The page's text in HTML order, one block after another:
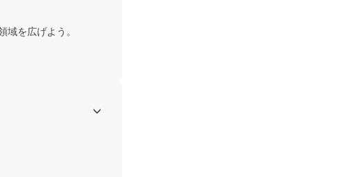
を広げよう。